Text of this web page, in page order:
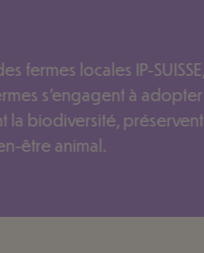
fermes locales IP-SUISSE,
s'engagent à adopter
la biodiversité, préservent
être animal.